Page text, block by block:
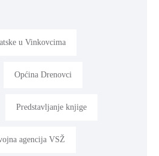
u Vinkovcima
Općina Drenovci
Predstavljanje knjige
agencija VSŽ